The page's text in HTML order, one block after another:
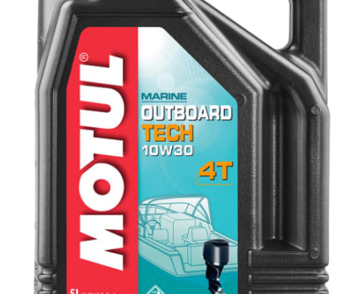
OUTLET